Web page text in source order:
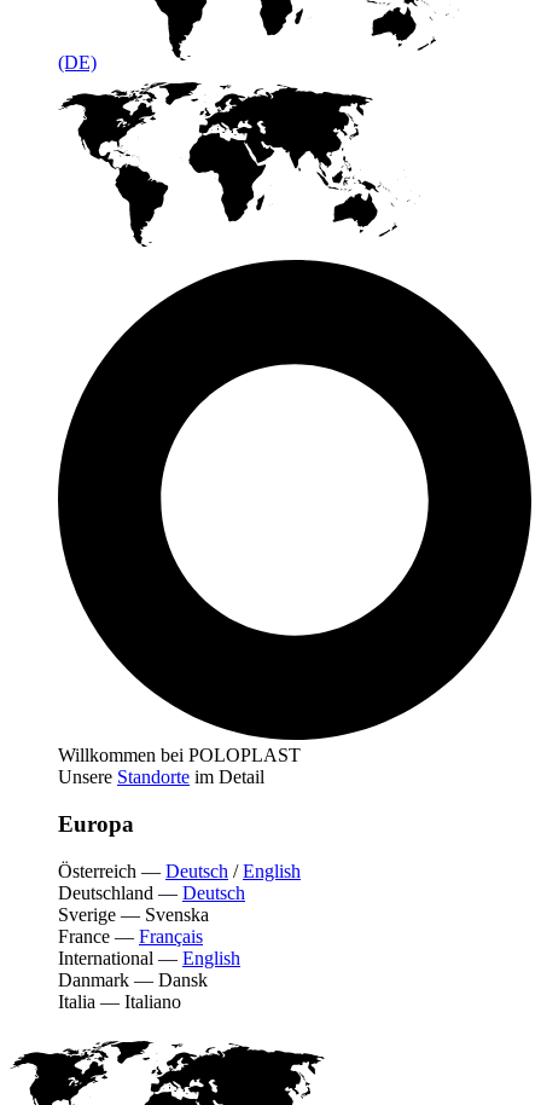
(DE)
Willkommen bei POLOPLAST
Unsere Standorte im Detail
Europa
Österreich — Deutsch /English
Deutschland — Deutsch
Sverige — Svenska
France — Français
International — English
Danmark — Dansk
Italia — Italiano